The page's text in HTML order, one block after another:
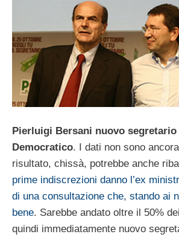
Pierluigi Bersani nuovo
Democratico. I dati non sono
risultato, chissà, potrebbe anche
prime indiscrezioni danno l’ex
di una consultazione che, stando ai
bene. Sarebbe andato oltre il 50%
quindi immediatamente nuovo